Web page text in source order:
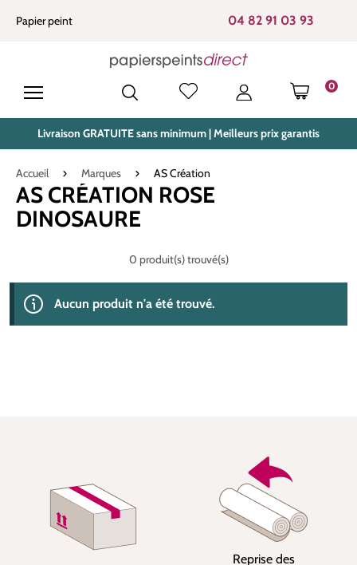
principal
Papier peint 04 82 91 03 93
0
LE
Livraison GRATUITE sans minimum | Meilleurs prix garantis
Accueil Marques AS Création
AS CRÉATION ROSE
DINOSAURE
0 produit(s) trouvé(s)
Aucun produit n'a été trouvé.
Reprise des